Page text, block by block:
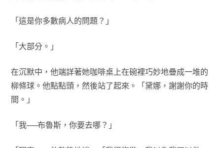
「這是你多數病人的問題？」
「大部分。」
在沉默中，他端詳著她咖啡桌上在碗裡巧妙地疊成一堆的
柳條球。他點點頭，然後站了起來。「黛娜，謝謝你的時
間。」
「我──布魯斯，你要去哪？」